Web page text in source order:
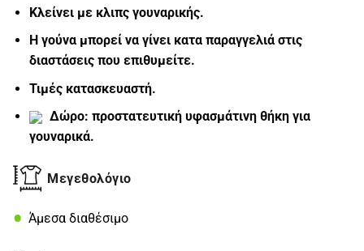
Κλείνει με κλιπς γουναρικής.
Η γούνα μπορεί να γίνει κατα παραγγελιά στις
διαστάσεις που επιθυμείτε.
Τιμές κατασκευαστή.
Δώρο: προστατευτική υφασμάτινη θήκη για
γουναρικά.
Μεγεθολόγιο
Άμεσα διαθέσιμο